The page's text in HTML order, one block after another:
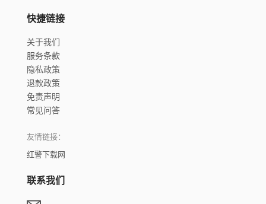
快捷链接
关于我们
服务条款
隐私政策
退款政策
免责声明
常见问答
友情链接：
红警下载网
联系我们